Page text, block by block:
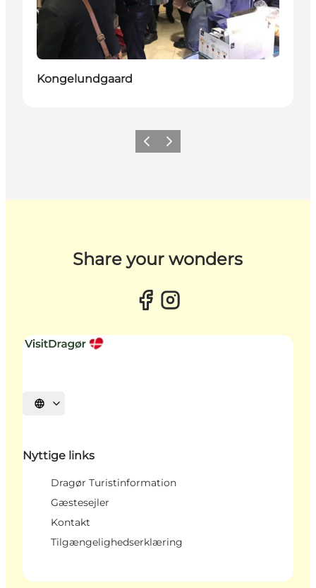
Kongelundgaard
Forrige billede
Næste billede
Share your wonders
Vælg sprog
Nyttige links
Dragør Turistinformation
Gæstesejler
Kontakt
Tilgængelighedserklæring